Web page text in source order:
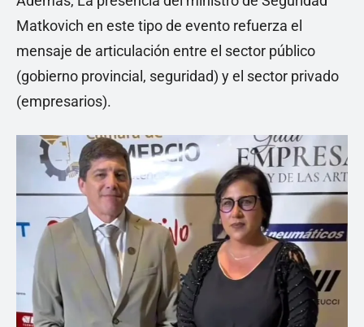
Matkovich en este tipo de evento refuerza el
mensaje de articulación entre el sector público
(gobierno provincial, seguridad) y el sector privado
(empresarios).